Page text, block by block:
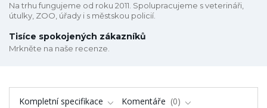
Na trhu fungujeme od roku 2011. Spolupracujeme s veterináři,
útulky, ZOO, úřady i s městskou policií.
Tisíce spokojených zákazníků
Mrkněte na naše recenze.
Kompletní specifikace Komentáře
0